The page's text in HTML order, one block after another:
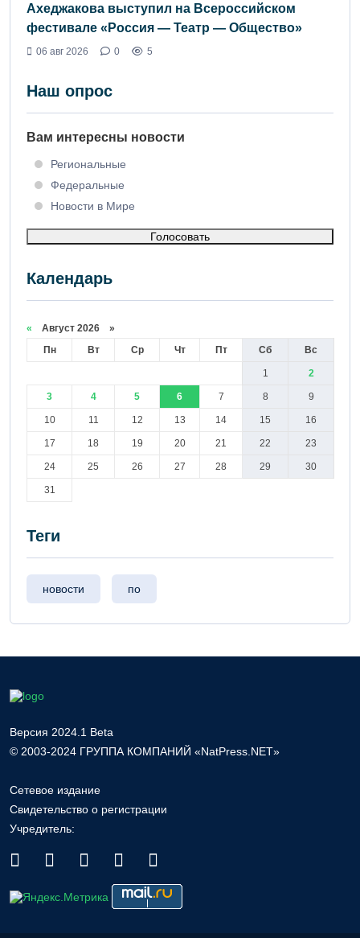
Ахеджакова выступил на Всероссийском
фестивале «Россия — Театр — Общество»
06 авг 2026 0 5
Наш опрос
Вам интересны новости
Региональные
Федеральные
Новости в Мире
Голосовать
Календарь
« Август 2026 »
Пн
Вт Ср Чт Пт Сб Вс
1 2
3 4 5 6 7 8 9
10 11 12 13 14 15 16
17 18 19 20 21 22 23
24 25 26 27 28 29 30
31
Теги
новости по
Версия 2024.1 Beta
© 2003-2024 ГРУППА КОМПАНИЙ «NatPress.NET»
Сетевое издание
Свидетельство о регистрации
Учредитель: